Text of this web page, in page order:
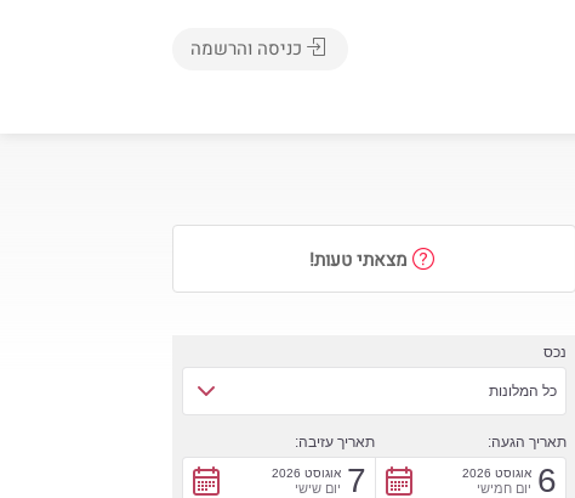
כניסה והרשמה
מצאתי טעות!
נכס
כל המלונות
תאריך הגעה:
6 אוגוסט 2026
יום חמישי
תאריך עזיבה:
7 אוגוסט 2026
יום שישי